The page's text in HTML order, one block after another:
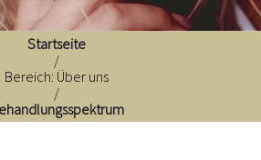
Startseite
/
Bereich: Über uns
/